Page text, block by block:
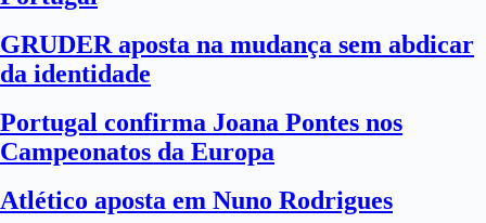
GRUDER aposta na mudança sem abdicar
da identidade
Portugal confirma Joana Pontes nos
Campeonatos da Europa
Atlético aposta em Nuno Rodrigues